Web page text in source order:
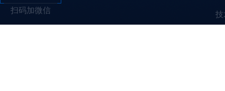
扫码加微信 技